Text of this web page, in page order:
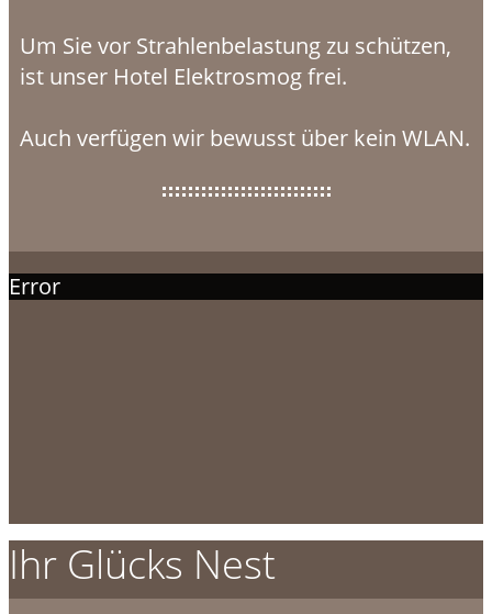
Um Sie vor Strahlenbelastung zu schützen,
ist unser Hotel Elektrosmog frei.
Auch verfügen wir bewusst über kein WLAN.
Error
Ihr Glücks Nest